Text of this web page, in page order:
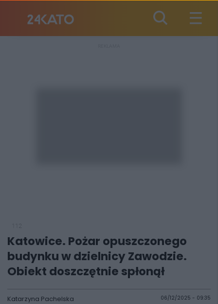
Katowice. Pożar opuszczonego
budynku w dzielnicy Zawodzie.
Obiekt doszczętnie spłonął
Katarzyna Pachelska 06/12/2025 - 09:35